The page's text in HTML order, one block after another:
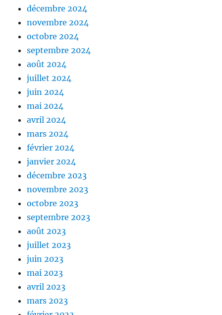
décembre 2024
novembre 2024
octobre 2024
septembre 2024
août 2024
juillet 2024
juin 2024
mai 2024
avril 2024
mars 2024
février 2024
janvier 2024
décembre 2023
novembre 2023
octobre 2023
septembre 2023
août 2023
juillet 2023
juin 2023
mai 2023
avril 2023
mars 2023